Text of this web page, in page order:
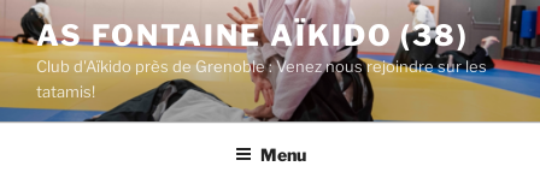
Aller
au
contenu
principal
AS FONTAINE AÏKIDO (38)
Club d'Aïkido près de Grenoble : Venez nous rejoindre sur les
tatamis!
Menu